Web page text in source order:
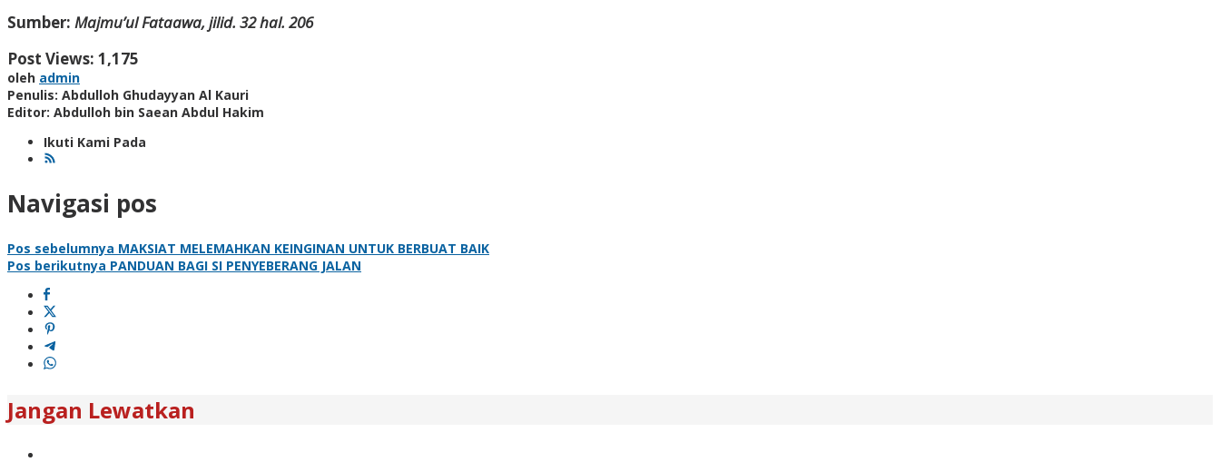
Sumber: Majmu’ul Fataawa, jilid. 32 hal. 206
Post Views: 1,175
oleh admin
Penulis: Abdulloh Ghudayyan Al Kauri
Editor: Abdulloh bin Saean Abdul Hakim
Ikuti Kami Pada
Navigasi pos
Pos sebelumnya MAKSIAT MELEMAHKAN KEINGINAN UNTUK BERBUAT BAIK
Pos berikutnya PANDUAN BAGI SI PENYEBERANG JALAN
Jangan Lewatkan